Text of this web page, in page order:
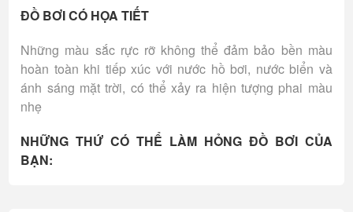
ĐỒ BƠI CÓ HỌA TIẾT
Những màu sắc rực rỡ không thể đảm bảo bền màu
hoàn toàn khi tiếp xúc với nước hồ bơi, nước biển và
ánh sáng mặt trời, có thể xảy ra hiện tượng phai màu
nhẹ
NHỮNG THỨ CÓ THỂ LÀM HỎNG ĐỒ BƠI CỦA
BẠN: